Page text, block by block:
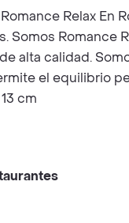
Relax En
Somos
alta calidad.
el equilibrio
cm